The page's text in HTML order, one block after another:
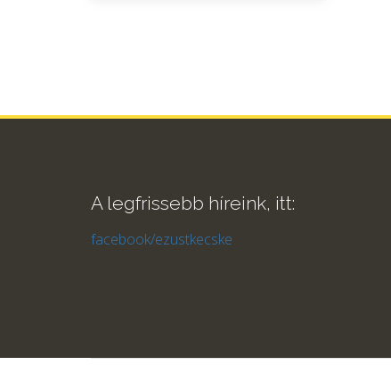
A legfrissebb híreink, itt:
facebook/ezustkecske